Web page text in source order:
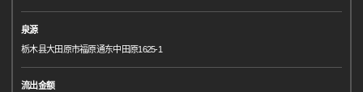
泉源
栃木县大田原市福原通东中田原1625-1
流出金额